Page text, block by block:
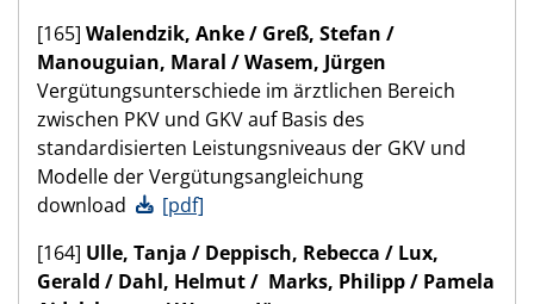
[165] Walendzik, Anke / Greß, Stefan /
Manouguian, Maral / Wasem, Jürgen
Vergütungsunterschiede im ärztlichen Bereich
zwischen PKV und GKV auf Basis des
standardisierten Leistungsniveaus der GKV und
Modelle der Vergütungsangleichung
download
[pdf]
[164] Ulle, Tanja / Deppisch, Rebecca / Lux,
Gerald / Dahl, Helmut / Marks, Philipp / Pamela